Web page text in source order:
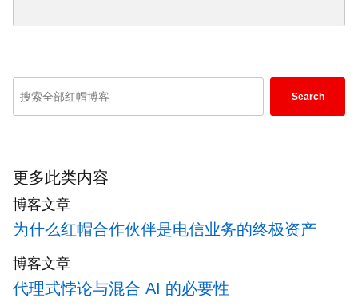
exemptions to the DMCA, accepted and
implemented by the Librarian of Congress. My
Statesman, The Atlanta Journal Constitution and
many other outlets.
I have been written about by the Wall Street
Journal,The Washington Post,WiredandThe
of Video Games
than a mile from her childhood home in Oakland,
Enter
search
blogs
Search
更多此类内容
博客文章
为什么红帽合作伙伴是电信业务的终极资产
博客文章
代理式悖论与混合 AI 的必要性